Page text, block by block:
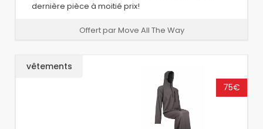
dernière pièce à moitié prix!
Offert par Move All The Way
vêtements
75€